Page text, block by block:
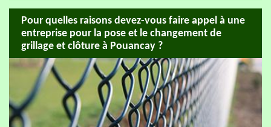
Pour quelles raisons devez-vous faire appel à une
entreprise pour la pose et le changement de
grillage et clôture à Pouancay ?